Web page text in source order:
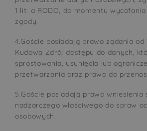
1 lit. a RODO, do momentu
zgody.
4.Goście posiadają prawo żądania od
Kudowa Zdrój dostępu do danych,
sprostowania, usunięcia lub
przetwarzania oraz prawo do
5.Goście posiadają prawo wniesienia
nadzorczego właściwego do spraw
osobowych.